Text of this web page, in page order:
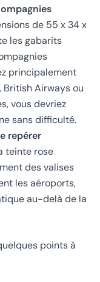
de 55 x 34 x
les gabarits
principalement
British Airways ou
vous devriez
sans difficulté.
repérer
teinte rose
des valises
les aéroports,
au-delà de la
points à